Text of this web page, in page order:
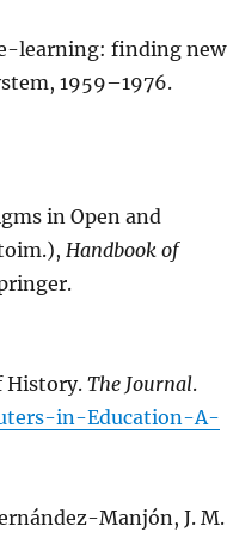
learning: finding new
1959–1976.
in Open and
Handbook of
History. The Journal.
in-Education-A-
Manjón, J. M.